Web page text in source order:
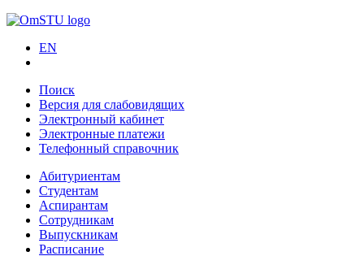
EN
Поиск
Версия для слабовидящих
Электронный кабинет
Электронные платежи
Телефонный справочник
Абитуриентам
Студентам
Аспирантам
Сотрудникам
Выпускникам
Расписание